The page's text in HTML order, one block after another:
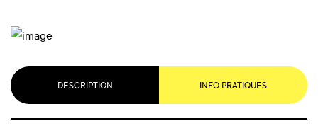
DESCRIPTION INFO PRATIQUES